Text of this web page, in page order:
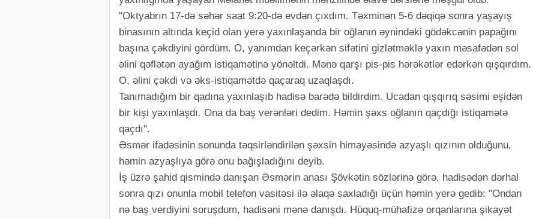
"Oktyabrın 17-də səhər saat 9:20-də evdən çıxdım. Təxminən 5-6 dəqiqə sonra yaşayış
binasının altında keçid olan yerə yaxınlaşanda bir oğlanın əynindəki gödəkcənin papağını
başına çəkdiyini gördüm. O, yanımdan keçərkən sifətini gizlətməklə yaxın məsafədən sol
əlini qəflətən ayağım istiqamətinə yönəltdi. Mənə qarşı pis-pis hərəkətlər edərkən qışqırdım.
O, əlini çəkdi və əks-istiqamətdə qaçaraq uzaqlaşdı.
Tanımadığım bir qadına yaxınlaşıb hadisə barədə bildirdim. Ucadan qışqırıq səsimi eşidən
bir kişi yaxınlaşdı. Ona da baş verənləri dedim. Həmin şəxs oğlanın qaçdığı istiqamətə
qaçdı".
Əsmər ifadəsinin sonunda təqsirləndirilən şəxsin himayəsində azyaşlı qızının olduğunu,
həmin azyaşlıya görə onu bağışladığını deyib.
İş üzrə şahid qismində danışan Əsmərin anası Şövkətin sözlərinə görə, hadisədən dərhal
sonra qızı onunla mobil telefon vasitəsi ilə əlaqə saxladığı üçün həmin yerə gedib: "Ondan
nə baş verdiyini soruşdum, hadisəni mənə danışdı. Hüquq-mühafizə orqanlarına şikayət